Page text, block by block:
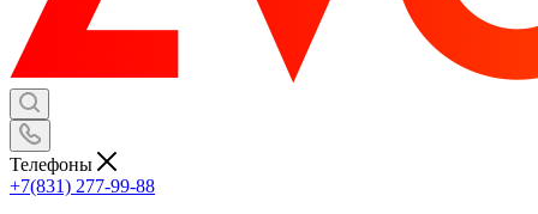
Телефоны
+7(831) 277-99-88